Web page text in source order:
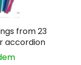
from 23
accordion